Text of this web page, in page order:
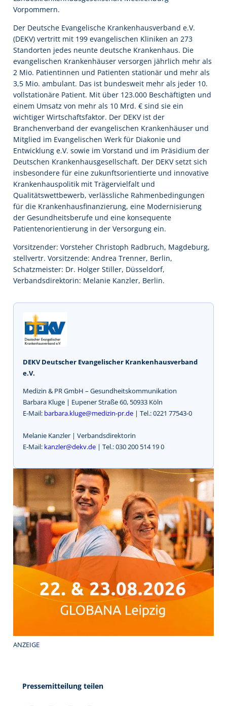
Vorpommern.
Der Deutsche Evangelische Krankenhausverband e.V.
(DEKV) vertritt mit 199 evangelischen Kliniken an 273
Standorten jedes neunte deutsche Krankenhaus. Die
evangelischen Krankenhäuser versorgen jährlich mehr als
2 Mio. Patientinnen und Patienten stationär und mehr als
3,5 Mio. ambulant. Das ist bundesweit mehr als jeder 10.
vollstationäre Patient. Mit über 123.000 Beschäftigten und
einem Umsatz von mehr als 10 Mrd. € sind sie ein
wichtiger Wirtschaftsfaktor. Der DEKV ist der
Branchenverband der evangelischen Krankenhäuser und
Mitglied im Evangelischen Werk für Diakonie und
Entwicklung e.V. sowie im Vorstand und im Präsidium der
Deutschen Krankenhausgesellschaft. Der DEKV setzt sich
insbesondere für eine zukunftsorientierte und innovative
Krankenhauspolitik mit Trägervielfalt und
Qualitätswettbewerb, verlässliche Rahmenbedingungen
für die Krankenhausfinanzierung, eine Modernisierung
der Gesundheitsberufe und eine konsequente
Patientenorientierung in der Versorgung ein.
Vorsitzender: Vorsteher Christoph Radbruch, Magdeburg,
stellvertr. Vorsitzende: Andrea Trenner, Berlin,
Schatzmeister: Dr. Holger Stiller, Düsseldorf,
Verbandsdirektorin: Melanie Kanzler, Berlin.
DEKV Deutscher Evangelischer Krankenhausverband
e.V.
Medizin & PR GmbH – Gesundheitskommunikation
Barbara Kluge | Eupener Straße 60, 50933 Köln
E-Mail: barbara.kluge@medizin-pr.de | Tel.: 0221 77543-0
Melanie Kanzler | Verbandsdirektorin
E-Mail: kanzler@dekv.de | Tel.: 030 200 514 19 0
ANZEIGE
Pressemitteilung teilen